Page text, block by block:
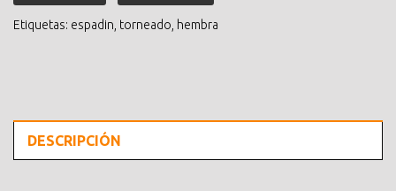
Etiquetas: espadin torneado hembra
DESCRIPCIÓN